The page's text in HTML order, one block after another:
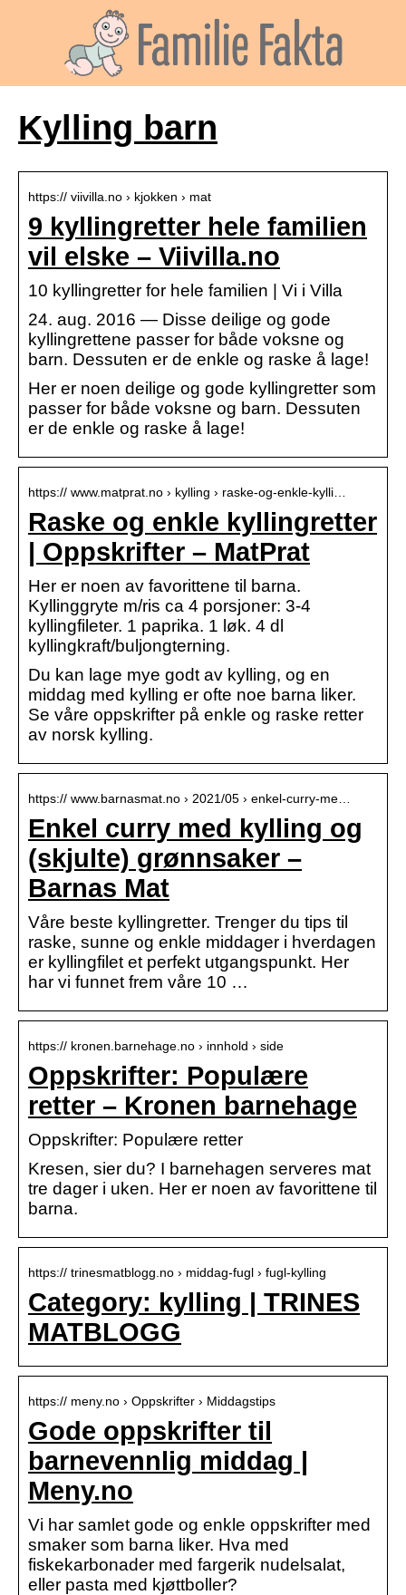
Kylling barn
https:// viivilla.no › kjokken › mat
9 kyllingretter hele familien
vil elske – Viivilla.no
10 kyllingretter for hele familien | Vi i Villa
24. aug. 2016 — Disse deilige og gode
kyllingrettene passer for både voksne og
barn. Dessuten er de enkle og raske å lage!
Her er noen deilige og gode kyllingretter som
passer for både voksne og barn. Dessuten
er de enkle og raske å lage!
https:// www.matprat.no › kylling › raske-og-enkle-kylli…
Raske og enkle kyllingretter
| Oppskrifter – MatPrat
Her er noen av favorittene til barna.
Kyllinggryte m/ris ca 4 porsjoner: 3-4
kyllingfileter. 1 paprika. 1 løk. 4 dl
kyllingkraft/buljongterning.
Du kan lage mye godt av kylling, og en
middag med kylling er ofte noe barna liker.
Se våre oppskrifter på enkle og raske retter
av norsk kylling.
https:// www.barnasmat.no › 2021/05 › enkel-curry-me…
Enkel curry med kylling og
(skjulte) grønnsaker –
Barnas Mat
Våre beste kyllingretter. Trenger du tips til
raske, sunne og enkle middager i hverdagen
er kyllingfilet et perfekt utgangspunkt. Her
har vi funnet frem våre 10 …
https:// kronen.barnehage.no › innhold › side
Oppskrifter: Populære
retter – Kronen barnehage
Oppskrifter: Populære retter
Kresen, sier du? I barnehagen serveres mat
tre dager i uken. Her er noen av favorittene til
barna.
https:// trinesmatblogg.no › middag-fugl › fugl-kylling
Category: kylling | TRINES
MATBLOGG
https:// meny.no › Oppskrifter › Middagstips
Gode oppskrifter til
barnevennlig middag |
Meny.no
Vi har samlet gode og enkle oppskrifter med
smaker som barna liker. Hva med
fiskekarbonader med fargerik nudelsalat,
eller pasta med kjøttboller?